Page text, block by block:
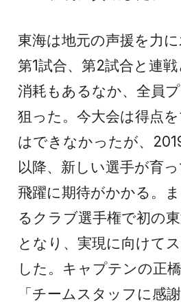
東海は地元の声援を力に
第1試合、第2試合と連
消耗もあるなか、全員
狙った。今大会は得点
はできなかったが、
以降、新しい選手が育
飛躍に期待がかかる。
るクラブ選手権で初の
となり、実現に向けて
した。キャプテンの正
「チームスタッフに感